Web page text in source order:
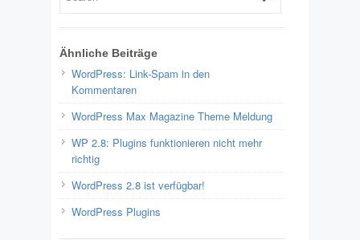
Ähnliche Beiträge
WordPress: Link-Spam in den
Kommentaren
WordPress Max Magazine Theme Meldung
WP 2.8: Plugins funktionieren nicht mehr
richtig
WordPress 2.8 ist verfügbar!
WordPress Plugins